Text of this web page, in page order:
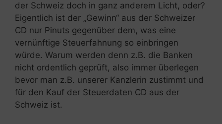
der Schweiz doch in ganz anderem Licht, oder?
Eigentlich ist der „Gewinn“ aus der Schweizer
CD nur Pinuts gegenüber dem, was eine
vernünftige Steuerfahnung so einbringen
würde. Warum werden denn z.B. die Banken
nicht ordentlich geprüft, also immer überlegen
bevor man z.B. unserer Kanzlerin zustimmt und
für den Kauf der Steuerdaten CD aus der
Schweiz ist.